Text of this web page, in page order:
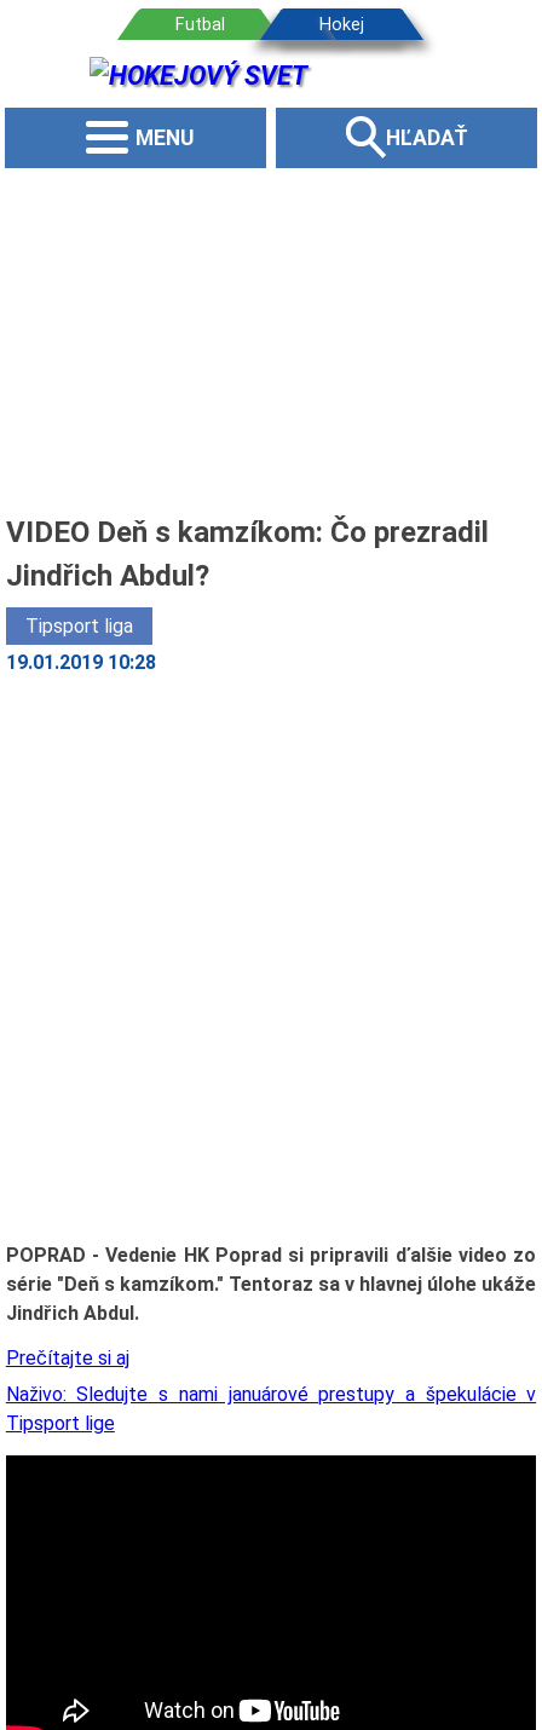
MENU HĽADAŤ
VIDEO Deň s kamzíkom: Čo prezradil
Jindřich Abdul?
Tipsport liga
19.01.2019 10:28
POPRAD - Vedenie HK Poprad si pripravili ďalšie video zo
série "Deň s kamzíkom." Tentoraz sa v hlavnej úlohe ukáže
Jindřich Abdul.
Prečítajte si aj
Naživo: Sledujte s nami januárové prestupy a špekulácie v
Tipsport lige